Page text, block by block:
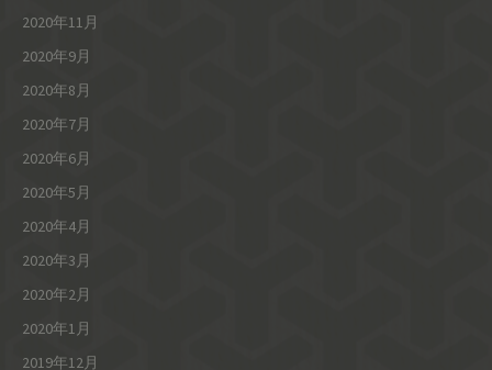
2020年11月
2020年9月
2020年8月
2020年7月
2020年6月
2020年5月
2020年4月
2020年3月
2020年2月
2020年1月
2019年12月